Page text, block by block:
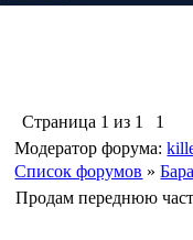
Страница 1 из 1
1
Модератор форума:
Список форумов »
Продам переднюю